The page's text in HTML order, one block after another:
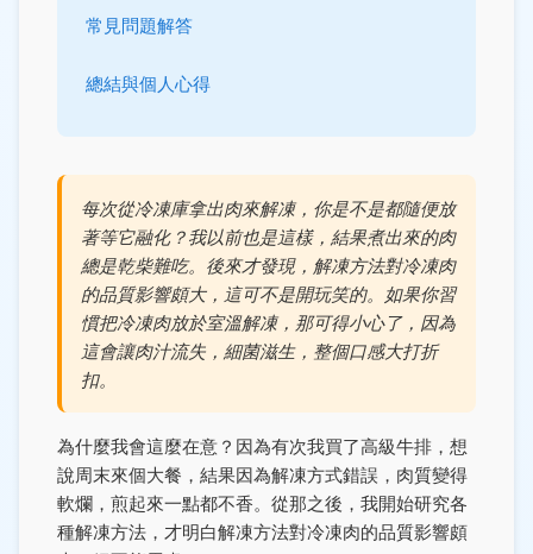
常見問題解答
總結與個人心得
每次從冷凍庫拿出肉來解凍，你是不是都隨便放
著等它融化？我以前也是這樣，結果煮出來的肉
總是乾柴難吃。後來才發現，解凍方法對冷凍肉
的品質影響頗大，這可不是開玩笑的。如果你習
慣把冷凍肉放於室溫解凍，那可得小心了，因為
這會讓肉汁流失，細菌滋生，整個口感大打折
扣。
為什麼我會這麼在意？因為有次我買了高級牛排，想
說周末來個大餐，結果因為解凍方式錯誤，肉質變得
軟爛，煎起來一點都不香。從那之後，我開始研究各
種解凍方法，才明白解凍方法對冷凍肉的品質影響頗